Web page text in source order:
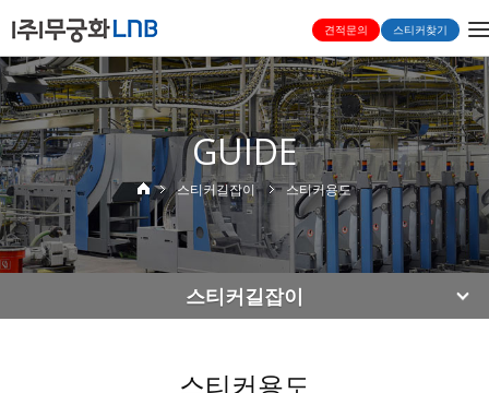
견적문의 스티커찾기
GUIDE
스티커길잡이 스티커용도
스티커길잡이
스티커용도